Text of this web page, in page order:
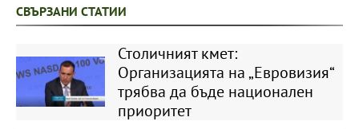
СВЪРЗАНИ СТАТИИ
Столичният кмет:
Организацията на „Евровизия“
трябва да бъде национален
приоритет